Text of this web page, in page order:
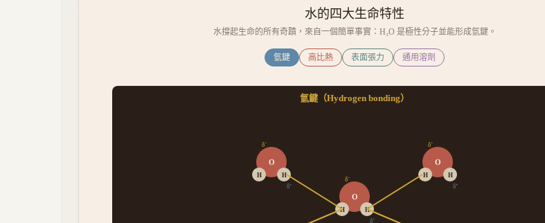
水的四大生命特性
水撐起生命的所有奇蹟，來自一個簡單事實：H₂O 是極性分子並能形成氫鍵。
氫鍵 高比熱 表面張力 通用溶劑
氫鍵 （Hydrogen bonding）
O
δ⁻
H
H
δ⁺
O
δ⁻
H
H
δ⁺
O
δ⁻
H
H
δ⁺